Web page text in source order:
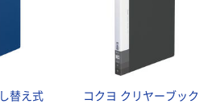
替え式
コクヨ クリヤーブック